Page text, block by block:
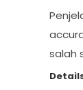
salah